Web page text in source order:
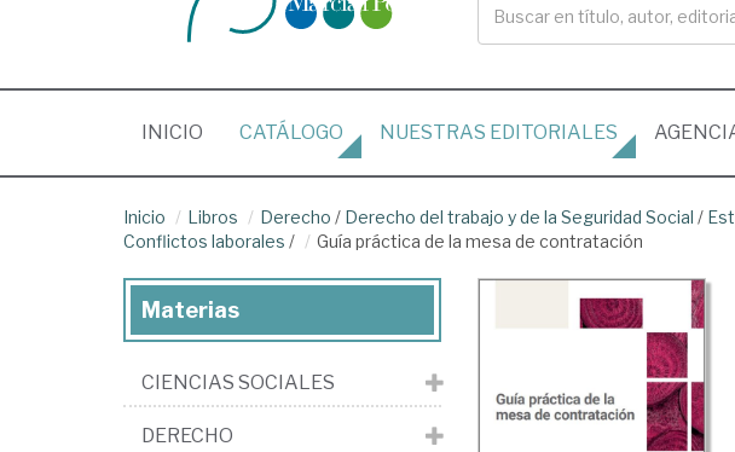
INICIO (CURRENT)
CATÁLOGO NUESTRAS EDITORIALES
Inicio Libros Derecho / Derecho del trabajo y de la Seguridad Social /
Conflictos laborales / Guía práctica de la mesa de contratación
Materias
CIENCIAS SOCIALES
DERECHO